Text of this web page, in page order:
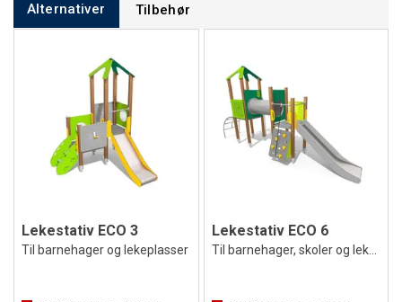
Alternativer Tilbehør
Lekestativ ECO 3
Til barnehager og lekeplasser
Lekestativ ECO 6
Til barnehager, skoler og lekeplasser